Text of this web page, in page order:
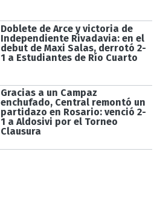
Doblete de Arce y victoria de
Independiente Rivadavia: en el
debut de Maxi Salas, derrotó 2-
1 a Estudiantes de Río Cuarto
Gracias a un Campaz
enchufado, Central remontó un
partidazo en Rosario: venció 2-
1 a Aldosivi por el Torneo
Clausura